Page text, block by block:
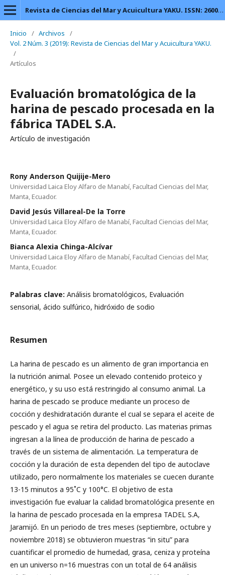
Revista de Ciencias del Mar y Acuicultura YAKU. ISSN: 2600-5824.
Inicio / Archivos
/
Vol. 2 Núm. 3 (2019): Revista de Ciencias del Mar y Acuicultura YAKU.
/
Artículos
Evaluación bromatológica de la
harina de pescado procesada en la
fábrica TADEL S.A.
Artículo de investigación
Rony Anderson Quijije-Mero
Universidad Laica Eloy Alfaro de Manabí, Facultad Ciencias del Mar,
Manta, Ecuador.
David Jesús Villareal-De la Torre
Universidad Laica Eloy Alfaro de Manabí, Facultad Ciencias del Mar,
Manta, Ecuador.
Bianca Alexia Chinga-Alcívar
Universidad Laica Eloy Alfaro de Manabí, Facultad Ciencias del Mar,
Manta, Ecuador.
Palabras clave: Análisis bromatológicos, Evaluación
sensorial, ácido sulfúrico, hidróxido de sodio
Resumen
La harina de pescado es un alimento de gran importancia en
la nutrición animal. Posee un elevado contenido proteico y
energético, y su uso está restringido al consumo animal. La
harina de pescado se produce mediante un proceso de
cocción y deshidratación durante el cual se separa el aceite de
pescado y el agua se retira del producto. Las materias primas
ingresan a la línea de producción de harina de pescado a
través de un sistema de alimentación. La temperatura de
cocción y la duración de esta dependen del tipo de autoclave
utilizado, pero normalmente los materiales se cuecen durante
13-15 minutos a 95˚C y 100°C. El objetivo de esta
investigación fue evaluar la calidad bromatológica presente en
la harina de pescado procesada en la empresa TADEL S.A,
Jaramijó. En un periodo de tres meses (septiembre, octubre y
noviembre 2018) se obtuvieron muestras “in situ” para
cuantificar el promedio de humedad, grasa, ceniza y proteína
en un universo n=16 muestras con un total de 64 análisis